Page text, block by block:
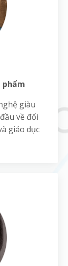
phẩm
giàu
về đổi
giáo dục